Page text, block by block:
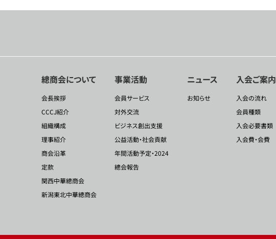
總商会について
会長挨拶
CCCJ紹介
組織構成
理事紹介
商会沿革
定款
関西中華總商会
新潟東北中華總商会
事業活動
会員サービス
対外交流
ビジネス創出支援
公益活動・社会貢献
年間活動予定・2024
總会報告
ニュース
お知らせ
入会ご案内
入会の流れ
会員種類
入会必要書類
入会費・会費